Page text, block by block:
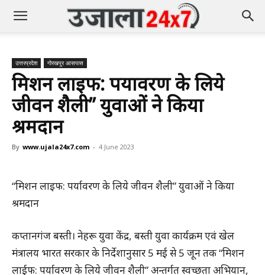
उत्तरप्रदेश गोरखपुर आसपास
मिशन लाइफ: पर्यावरण के लिये
जीवन शैली” युवाओं ने किया
श्रमदान
By www.ujala24x7.com - 4 June 2023
“मिशन लाइफ: पर्यावरण के लिये जीवन शैली” युवाओं ने किया
श्रमदान
कप्तानगंज बस्ती। नेहरू युवा केंद्र, बस्ती युवा कार्यक्रम एवं खेल
मंत्रालय भारत सरकार के निर्देशानुसार 5 मई से 5 जून तक “मिशन
लाईफ: पर्यावरण के लिये जीवन शैली” अन्तर्गत स्वच्छता अभियान,